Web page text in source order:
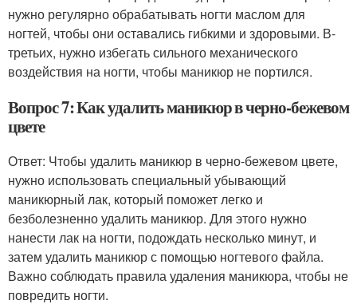
нужно регулярно обрабатывать ногти маслом для
ногтей, чтобы они оставались гибкими и здоровыми. В-
третьих, нужно избегать сильного механического
воздействия на ногти, чтобы маникюр не портился.
Вопрос 7: Как удалить маникюр в черно-бежевом
цвете
Ответ: Чтобы удалить маникюр в черно-бежевом цвете,
нужно использовать специальный убывающий
маникюрный лак, который поможет легко и
безболезненно удалить маникюр. Для этого нужно
нанести лак на ногти, подождать несколько минут, и
затем удалить маникюр с помощью ногтевого файла.
Важно соблюдать правила удаления маникюра, чтобы не
повредить ногти.